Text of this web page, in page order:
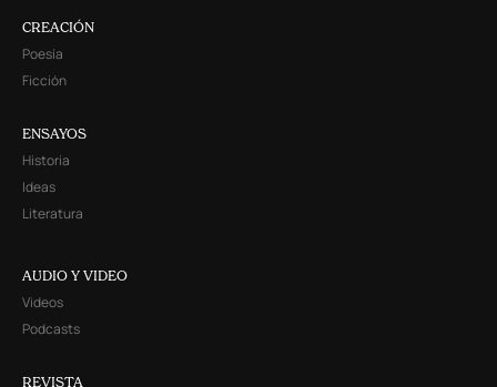
CREACIÓN
Poesía
Ficción
ENSAYOS
Historia
Ideas
Literatura
AUDIO Y VIDEO
Videos
Podcasts
REVISTA